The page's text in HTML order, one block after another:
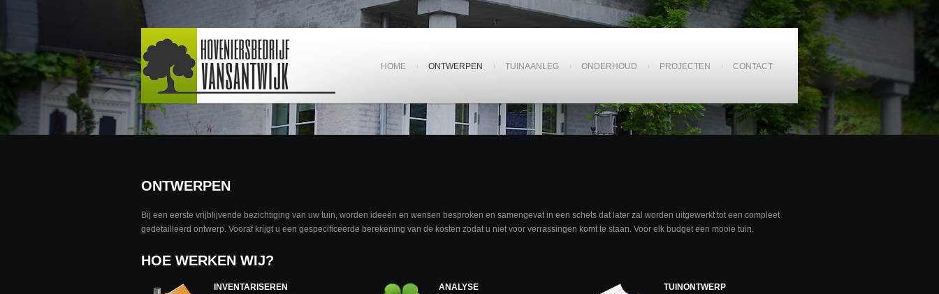
HOME ONTWERPEN TUINAANLEG ONDERHOUD PROJECTEN CONTACT
ONTWERPEN
Bij een eerste vrijblijvende bezichtiging van uw tuin, worden ideeën en wensen besproken en samengevat in een schets dat later zal worden uitgewerkt tot een compleet
gedetailleerd ontwerp. Vooraf krijgt u een gespecificeerde berekening van de kosten zodat u niet voor verrassingen komt te staan. Voor elk budget een mooie tuin.
HOE WERKEN WIJ?
INVENTARISEREN
ANALYSE
TUINONTWERP